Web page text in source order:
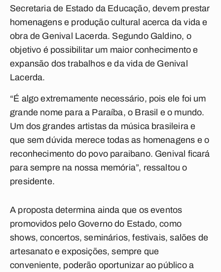
Secretaria de Estado da Educação, devem prestar
homenagens e produção cultural acerca da vida e
obra de Genival Lacerda. Segundo Galdino, o
objetivo é possibilitar um maior conhecimento e
expansão dos trabalhos e da vida de Genival
Lacerda.
“É algo extremamente necessário, pois ele foi um
grande nome para a Paraíba, o Brasil e o mundo.
Um dos grandes artistas da música brasileira e
que sem dúvida merece todas as homenagens e o
reconhecimento do povo paraibano. Genival ficará
para sempre na nossa memória”, ressaltou o
presidente.
A proposta determina ainda que os eventos
promovidos pelo Governo do Estado, como
shows, concertos, seminários, festivais, salões de
artesanato e exposições, sempre que
conveniente, poderão oportunizar ao público a